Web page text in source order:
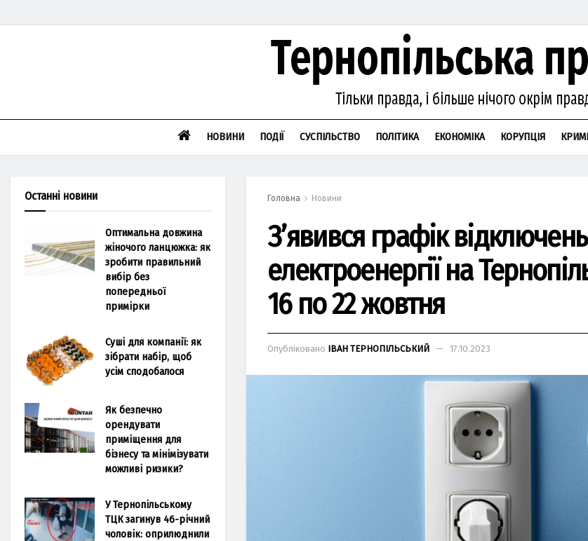
НОВИНИ ПОДІЇ СУСПІЛЬСТВО ПОЛІТИКА ЕКОНОМІКА КОРУПЦІЯ
Головна Новини
З’явився графік відключень
електроенергії на
16 по 22 жовтня
Опубліковано ІВАН ТЕРНОПІЛЬСЬКИЙ 17.10.2023
Останні новини
Оптимальна довжина
жіночого ланцюжка: як
зробити правильний
вибір без
попередньої
примірки
Суші для компанії: як
зібрати набір, щоб
усім сподобалося
Як безпечно
орендувати
приміщення для
бізнесу та мінімізувати
можливі ризики?
У Тернопільському
ТЦК загинув 46-річний
чоловік: оприлюднили